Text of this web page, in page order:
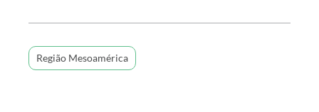
Região Mesoamérica